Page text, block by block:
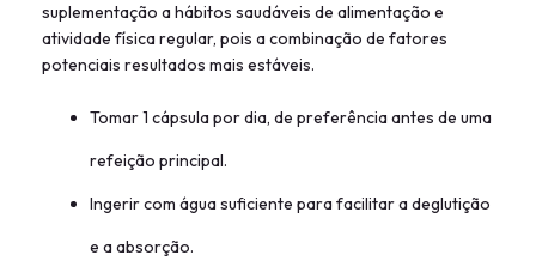
suplementação a hábitos saudáveis de alimentação e
atividade física regular, pois a combinação de fatores
potenciais resultados mais estáveis.
Tomar 1 cápsula por dia, de preferência antes de uma
refeição principal.
Ingerir com água suficiente para facilitar a deglutição
e a absorção.